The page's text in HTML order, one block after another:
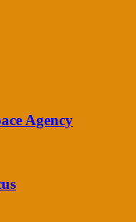
Agency